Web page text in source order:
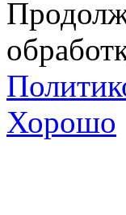
Хорошо